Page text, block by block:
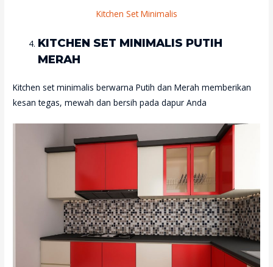
Kitchen Set Minimalis
KITCHEN SET MINIMALIS PUTIH
MERAH
Kitchen set minimalis berwarna Putih dan Merah memberikan
kesan tegas, mewah dan bersih pada dapur Anda